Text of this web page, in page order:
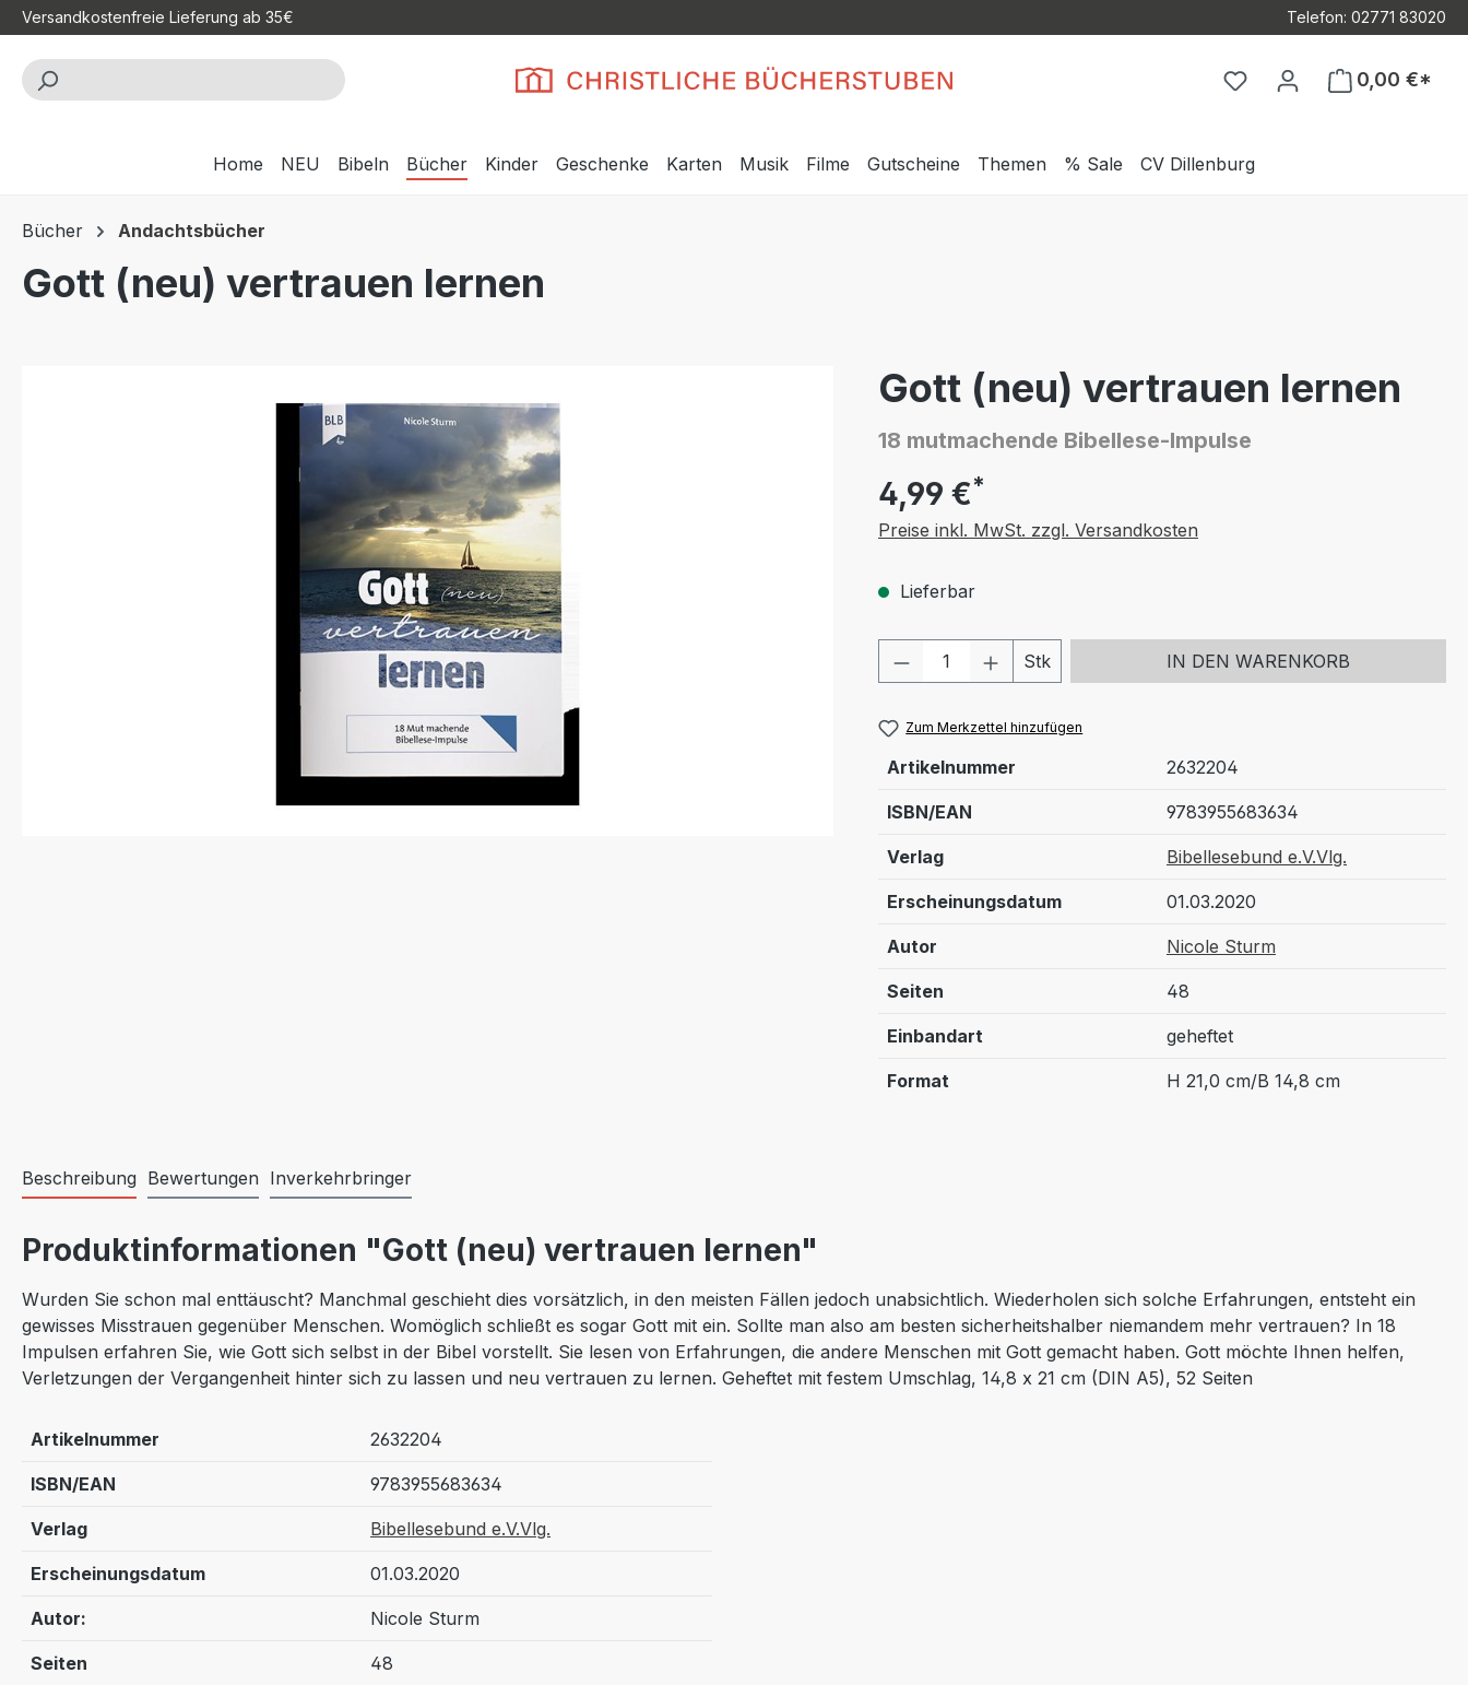
Hauptinhalt springen
Zur Suche springen
Zur Hauptnavigation springen
Versandkostenfreie Lieferung ab 35€ Telefon: 02771 83020
Du hast 0 Produkte auf
0,00 €*
Home NEU Bibeln Bücher Kinder Geschenke Karten Musik Filme Gutscheine Themen % Sale CV Dillenburg
Bücher Andachtsbücher
Gott (neu) vertrauen lernen
Gott (neu) vertrauen lernen
18 mutmachende Bibellese-Impulse
4,99 €*
Preise inkl. MwSt. zzgl. Versandkosten
Lieferbar
Produkt Anzahl: Gib den gewünschten Wert
Stk IN DEN WARENKORB
Zum Merkzettel hinzufügen
Artikelnummer 2632204
ISBN/EAN 9783955683634
Verlag Bibellesebund e.V.Vlg.
Erscheinungsdatum 01.03.2020
Autor Nicole Sturm
Seiten 48
Einbandart geheftet
Format H 21,0 cm/B 14,8 cm
Beschreibung Bewertungen Inverkehrbringer
Produktinformationen "Gott (neu) vertrauen lernen"
Wurden Sie schon mal enttäuscht? Manchmal geschieht dies vorsätzlich, in den meisten Fällen jedoch unabsichtlich. Wiederholen sich solche Erfahrungen, entsteht ein
gewisses Misstrauen gegenüber Menschen. Womöglich schließt es sogar Gott mit ein. Sollte man also am besten sicherheitshalber niemandem mehr vertrauen? In 18
Impulsen erfahren Sie, wie Gott sich selbst in der Bibel vorstellt. Sie lesen von Erfahrungen, die andere Menschen mit Gott gemacht haben. Gott möchte Ihnen helfen,
Verletzungen der Vergangenheit hinter sich zu lassen und neu vertrauen zu lernen. Geheftet mit festem Umschlag, 14,8 x 21 cm (DIN A5), 52 Seiten
Artikelnummer 2632204
ISBN/EAN 9783955683634
Verlag Bibellesebund e.V.Vlg.
Erscheinungsdatum 01.03.2020
Autor: Nicole Sturm
Seiten 48